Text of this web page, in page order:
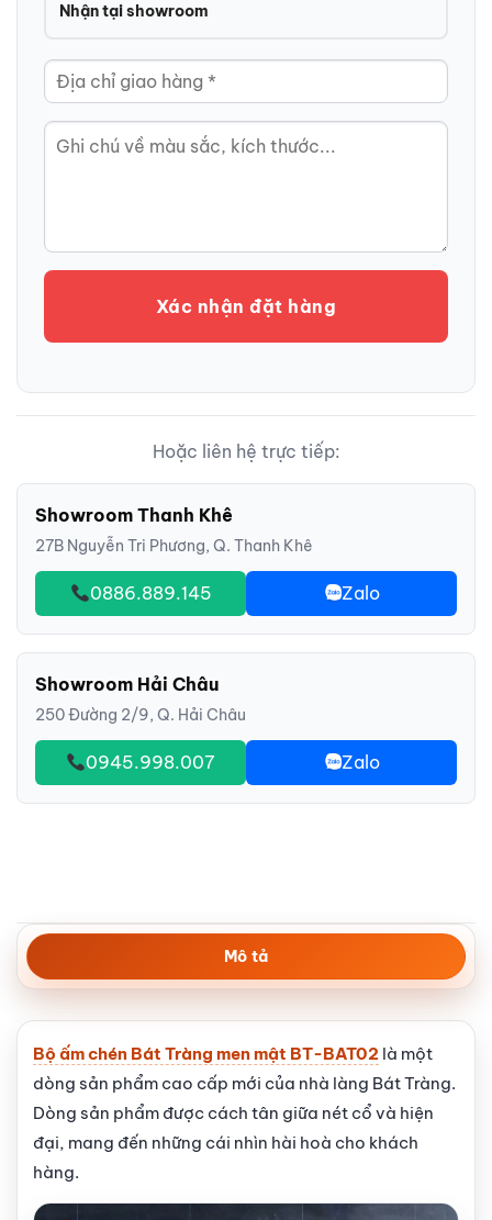
Nhận tại showroom
Xác nhận đặt hàng
Hoặc liên hệ trực tiếp:
Showroom Thanh Khê
27B Nguyễn Tri Phương, Q. Thanh Khê
0886.889.145 Zalo
Showroom Hải Châu
250 Đường 2/9, Q. Hải Châu
0945.998.007 Zalo
Mô tả
Bộ ấm chén Bát Tràng men mật BT-BAT02 là một
dòng sản phẩm cao cấp mới của nhà làng Bát Tràng.
Dòng sản phẩm được cách tân giữa nét cổ và hiện
đại, mang đến những cái nhìn hài hoà cho khách
hàng.